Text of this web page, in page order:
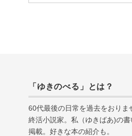
「ゆきのべる」とは？
60代最後の日常を過去をおりま
終活小説家。私（ゆきばあ)の書
掲載。好きな本の紹介も。